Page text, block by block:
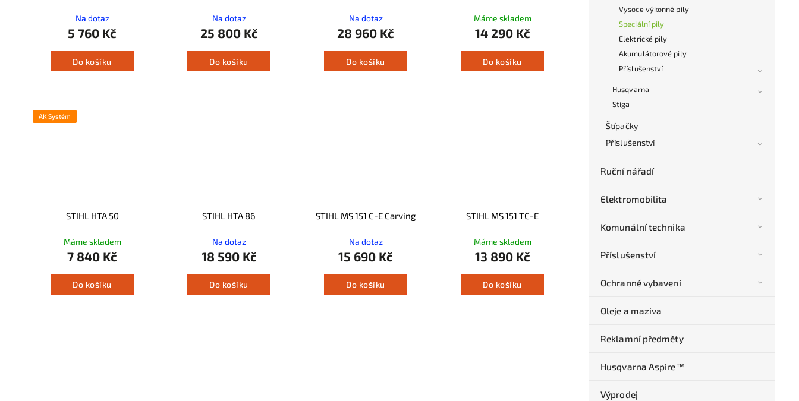
Vysoce výkonné pily
Speciální pily
Elektrické pily
Akumulátorové pily
Příslušenství
Husqvarna
Stiga
Štípačky
Příslušenství
Ruční nářadí
Elektromobilita
Komunální technika
Příslušenství
Ochranné vybavení
Oleje a maziva
Reklamní předměty
Husqvarna Aspire™
Výprodej
Na dotaz
5 760 Kč
Do košíku
Na dotaz
25 800 Kč
Do košíku
Na dotaz
28 960 Kč
Do košíku
Máme skladem
14 290 Kč
Do košíku
AK Systém
STIHL HTA 50
Máme skladem
7 840 Kč
Do košíku
STIHL HTA 86
Na dotaz
18 590 Kč
Do košíku
STIHL MS 151 C-E Carving
Na dotaz
15 690 Kč
Do košíku
STIHL MS 151 TC-E
Máme skladem
13 890 Kč
Do košíku